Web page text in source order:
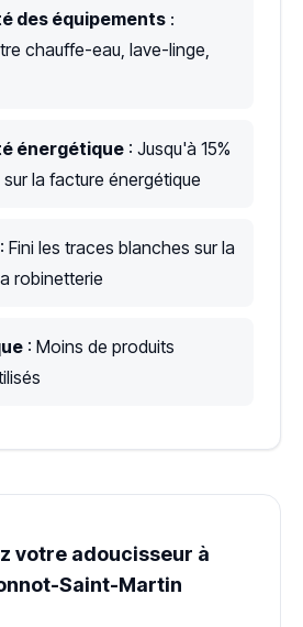
des équipements :
chauffe-eau, lave-linge,
énergétique : Jusqu'à 15%
la facture énergétique
: Fini les traces blanches sur la
robinetterie
: Moins de produits
votre adoucisseur à
Saint-Martin